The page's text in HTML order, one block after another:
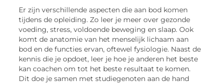
Er zijn verschillende aspecten die aan bod komen
tijdens de opleiding. Zo leer je meer over gezonde
voeding, stress, voldoende beweging en slaap. Ook
komt de anatomie van het menselijk lichaam aan
bod en de functies ervan, oftewel fysiologie. Naast de
kennis die je opdoet, leer je hoe je anderen het beste
kan coachen om tot het beste resultaat te komen.
Dit doe je samen met studiegenoten aan de hand